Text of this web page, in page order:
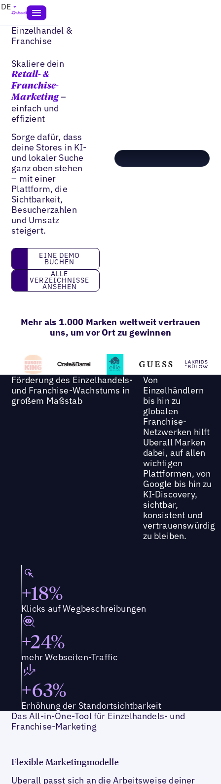
DE
Einzelhandel &
Franchise
Skaliere dein
Retail- &
Franchise-
Marketing–
einfach und
effizient
Sorge dafür, dass
deine Stores in KI-
und lokaler Suche
ganz oben stehen
– mit einer
Plattform, die
Sichtbarkeit,
Besucherzahlen
und Umsatz
steigert.
eine Demo buchen
EINE DEMO
BUCHEN
Alle Verzeichnisse ansehen
ALLE
VERZEICHNISSE
ANSEHEN
Mehr als 1.000 Marken weltweit vertrauen
uns, um vor Ort zu gewinnen
Förderung des Einzelhandels-
und Franchise-Wachstums in
großem Maßstab
Von
Einzelhändlern
bis hin zu
globalen
Franchise-
Netzwerken hilft
Uberall Marken
dabei, auf allen
wichtigen
Plattformen, von
Google bis hin zu
KI-Discovery,
sichtbar,
konsistent und
vertrauenswürdig
zu bleiben.
+18%
Klicks auf Wegbeschreibungen
+24%
mehr Webseiten-Traffic
+63%
Erhöhung der Standortsichtbarkeit
Das All-in-One-Tool für Einzelhandels- und
Franchise-Marketing
Flexible Marketingmodelle
Uberall passt sich an die Arbeitsweise deiner